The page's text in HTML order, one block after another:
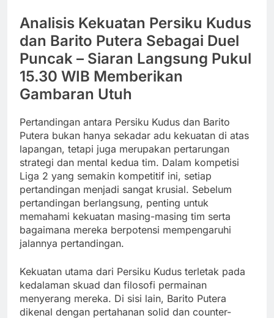
Analisis Kekuatan Persiku Kudus
dan Barito Putera Sebagai Duel
Puncak – Siaran Langsung Pukul
15.30 WIB Memberikan
Gambaran Utuh
Pertandingan antara Persiku Kudus dan Barito
Putera bukan hanya sekadar adu kekuatan di atas
lapangan, tetapi juga merupakan pertarungan
strategi dan mental kedua tim. Dalam kompetisi
Liga 2 yang semakin kompetitif ini, setiap
pertandingan menjadi sangat krusial. Sebelum
pertandingan berlangsung, penting untuk
memahami kekuatan masing-masing tim serta
bagaimana mereka berpotensi mempengaruhi
jalannya pertandingan.
Kekuatan utama dari Persiku Kudus terletak pada
kedalaman skuad dan filosofi permainan
menyerang mereka. Di sisi lain, Barito Putera
dikenal dengan pertahanan solid dan counter-